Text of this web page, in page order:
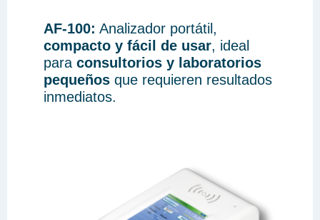
AF-100: Analizador portátil,
compacto y fácil de usar, ideal
paraconsultorios y laboratorios
pequeños que requieren resultados
inmediatos.